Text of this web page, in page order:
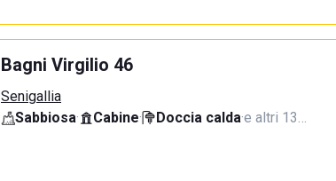
Bagni Virgilio 46
Senigallia
Sabbiosa· Cabine· Doccia calda·e altri 13…